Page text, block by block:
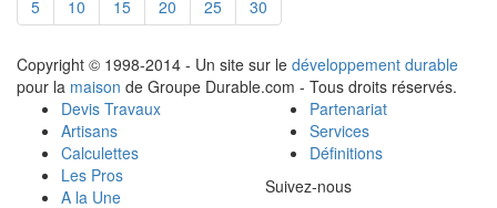
5 10 15 20 25 30
Copyright © 1998-2014 - Un site sur le développement durable
pour la maison de Groupe Durable.com - Tous droits réservés.
Devis Travaux
Artisans
Calculettes
Les Pros
A la Une
Partenariat
Services
Définitions
Suivez-nous